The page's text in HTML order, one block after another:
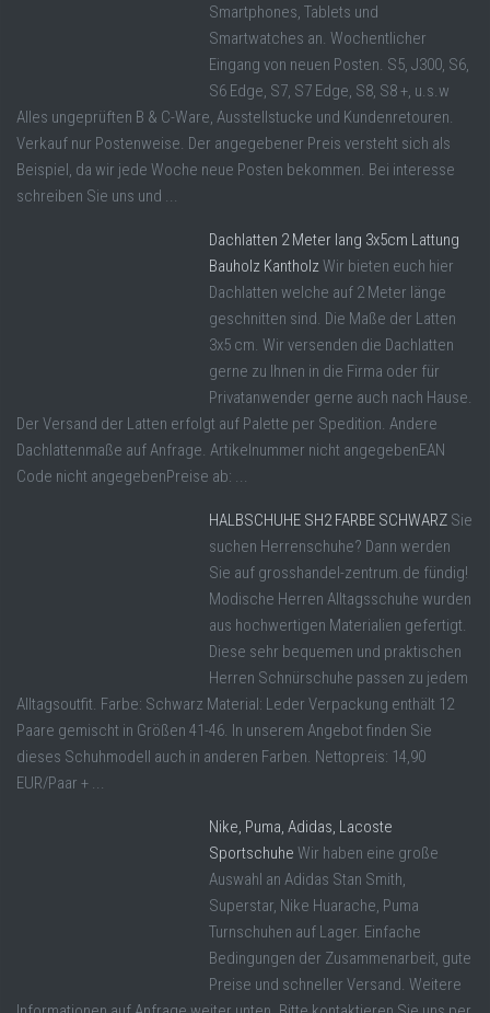
Smartphones, Tablets und
Smartwatches an. Wochentlicher
Eingang von neuen Posten. S5, J300, S6,
S6 Edge, S7, S7 Edge, S8, S8 +, u.s.w
Alles ungeprüften B & C-Ware, Ausstellstucke und Kundenretouren.
Verkauf nur Postenweise. Der angegebener Preis versteht sich als
Beispiel, da wir jede Woche neue Posten bekommen. Bei interesse
schreiben Sie uns und ...
Dachlatten 2 Meter lang 3x5cm Lattung
Bauholz KantholzWir bieten euch hier
Dachlatten welche auf 2 Meter länge
geschnitten sind. Die Maße der Latten
3x5 cm. Wir versenden die Dachlatten
gerne zu Ihnen in die Firma oder für
Privatanwender gerne auch nach Hause.
Der Versand der Latten erfolgt auf Palette per Spedition. Andere
Dachlattenmaße auf Anfrage. Artikelnummer nicht angegebenEAN
Code nicht angegebenPreise ab: ...
HALBSCHUHE SH2 FARBE SCHWARZ Sie
suchen Herrenschuhe? Dann werden
Sie auf grosshandel-zentrum.de fündig!
Modische Herren Alltagsschuhe wurden
aus hochwertigen Materialien gefertigt.
Diese sehr bequemen und praktischen
Herren Schnürschuhe passen zu jedem
Alltagsoutfit. Farbe: Schwarz Material: Leder Verpackung enthält 12
Paare gemischt in Größen 41-46. In unserem Angebot finden Sie
dieses Schuhmodell auch in anderen Farben. Nettopreis: 14,90
EUR/Paar + ...
Nike, Puma, Adidas, Lacoste
Sportschuhe Wir haben eine große
Auswahl an Adidas Stan Smith,
Superstar, Nike Huarache, Puma
Turnschuhen auf Lager. Einfache
Bedingungen der Zusammenarbeit, gute
Preise und schneller Versand. Weitere